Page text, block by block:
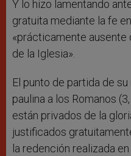
Y lo hizo lamentando
gratuita mediante la fe
«prácticamente ausente
de la Iglesia».
El punto de partida de
paulina a los Romanos
están privados de la
justificados
la redención realizada